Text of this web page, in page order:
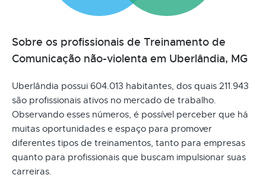
Sobre os profissionais de Treinamento de
Comunicação não-violenta em Uberlândia, MG
Uberlândia possui 604.013 habitantes, dos quais 211.943
são profissionais ativos no mercado de trabalho.
Observando esses números, é possível perceber que há
muitas oportunidades e espaço para promover
diferentes tipos de treinamentos, tanto para empresas
quanto para profissionais que buscam impulsionar suas
carreiras.